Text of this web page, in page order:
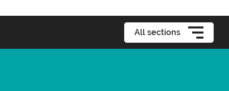
All sections